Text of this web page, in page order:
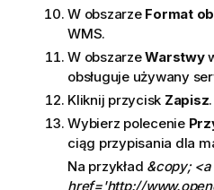
o
m
a
c
a
W obszarze Format
WMS.
W obszarzeWarstwy
obsługuje używany
Kliknij przycisk Zapisz.
Wybierz polecenie
ciąg przypisania dla
Na przykład &copy; <a
href='http://